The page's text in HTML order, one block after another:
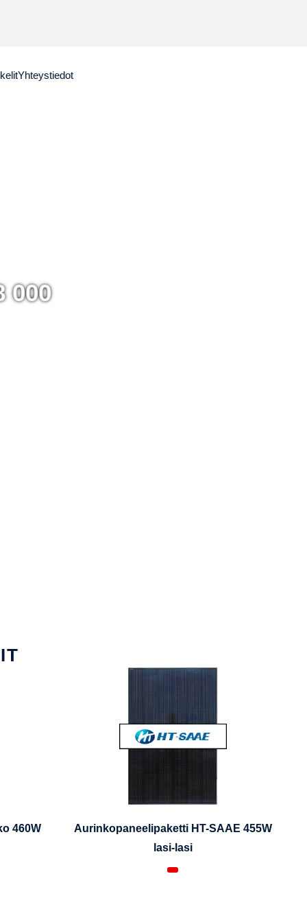
Yhteystiedot
000
460W
Aurinkopaneelipaketti HT-SAAE 455W
lasi-lasi